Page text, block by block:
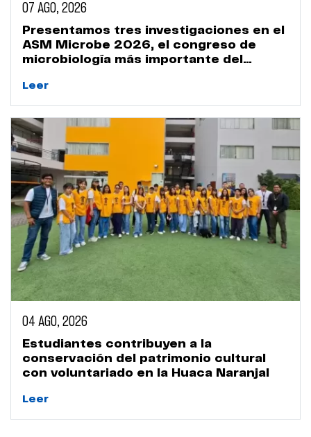
07 AGO, 2026
Presentamos tres investigaciones en el
ASM Microbe 2026, el congreso de
microbiología más importante del
Leer
04 AGO, 2026
Estudiantes contribuyen a la
conservación del patrimonio cultural
con voluntariado en la Huaca Naranjal
Leer